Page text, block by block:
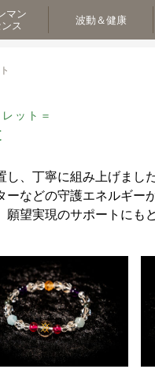
マン
ス
波動＆健康
ット＝
、丁寧に組み上げまし
などの守護エネルギー
望実現のサポートにもど